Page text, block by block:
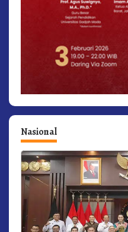
Nasional